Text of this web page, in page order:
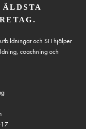
ÄLDSTA
och SFI hjälper
coachning och